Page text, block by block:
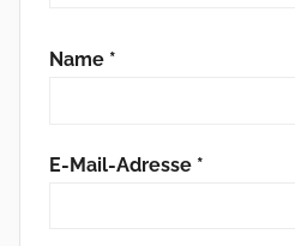
Name *
E-Mail-Adresse *